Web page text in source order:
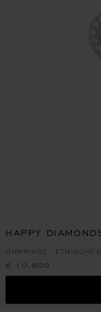
HAPPY
OHRRINGE,
€ 10,900